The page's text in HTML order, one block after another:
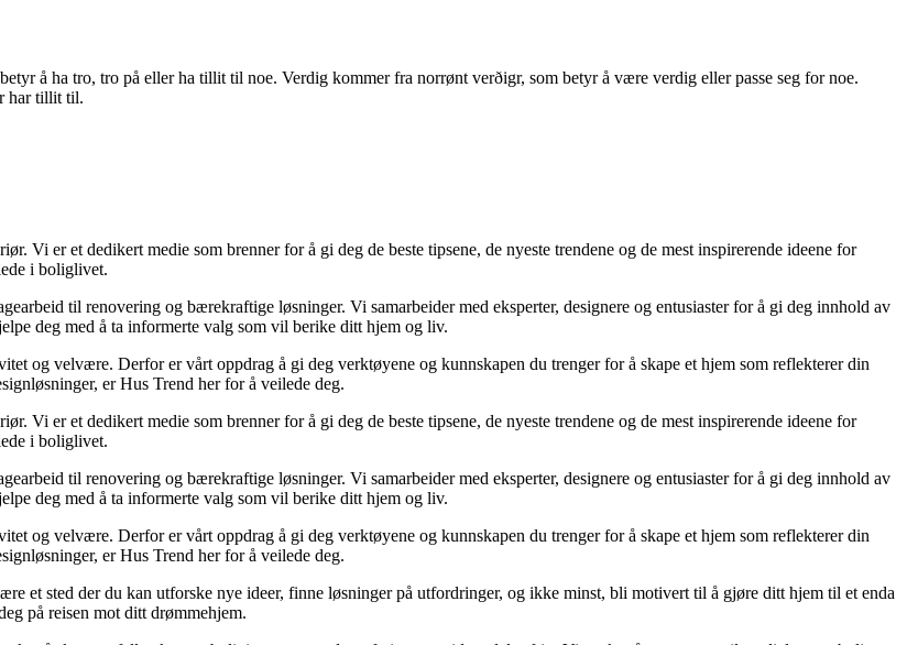
å ha tro, tro på eller ha tillit til noe. Verdig kommer fra norrønt verðigr, som betyr å være verdig eller passe seg for noe.
har tillit til.
er et dedikert medie som brenner for å gi deg de beste tipsene, de nyeste trendene og de mest inspirerende ideene for
i boliglivet.
til renovering og bærekraftige løsninger. Vi samarbeider med eksperter, designere og entusiaster for å gi deg innhold av
deg med å ta informerte valg som vil berike ditt hjem og liv.
og velvære. Derfor er vårt oppdrag å gi deg verktøyene og kunnskapen du trenger for å skape et hjem som reflekterer din
er Hus Trend her for å veilede deg.
er et dedikert medie som brenner for å gi deg de beste tipsene, de nyeste trendene og de mest inspirerende ideene for
i boliglivet.
til renovering og bærekraftige løsninger. Vi samarbeider med eksperter, designere og entusiaster for å gi deg innhold av
deg med å ta informerte valg som vil berike ditt hjem og liv.
og velvære. Derfor er vårt oppdrag å gi deg verktøyene og kunnskapen du trenger for å skape et hjem som reflekterer din
er Hus Trend her for å veilede deg.
et sted der du kan utforske nye ideer, finne løsninger på utfordringer, og ikke minst, bli motivert til å gjøre ditt hjem til et enda
på reisen mot ditt drømmehjem.